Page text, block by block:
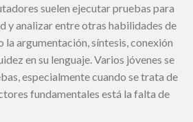
suelen ejecutar pruebas para
y analizar entre otras habilidades de
la argumentación, síntesis, conexión
en su lenguaje. Varios jóvenes se
especialmente cuando se trata de
fundamentales está la falta de